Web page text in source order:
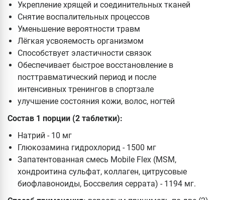
Укрепление хрящей и соединительных тканей
Снятие воспалительных процессов
Уменьшение вероятности травм
Лёгкая усвояемость организмом
Cпособствует эластичности связок
Обеспечивает быстрое восстановление в
посттравматический период и после
интенсивных тренингов в спортзале
улучшение состояния кожи, волос, ногтей
Состав 1 порции (2 таблетки):
Натрий - 10 мг
Глюкозамина гидрохлорид - 1500 мг
Запатентованная смесь Mobile Flex (MSM,
хондроитина сульфат, коллаген, цитрусовые
биофлавоноиды, Боссвелия серрата) - 1194 мг.